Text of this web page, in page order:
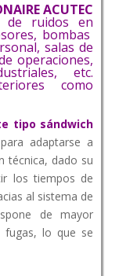
ACUTEC
ruidos en
bombas
salas de
operaciones,
etc.
como
tipo sándwich
adaptarse a
técnica, dado su
los tiempos de
al sistema de
de mayor
fugas, lo que se